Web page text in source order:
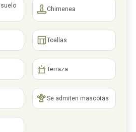
Chimenea
Toallas
Terraza
Se admiten mascotas